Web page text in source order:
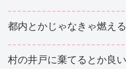
都内とかじゃなきゃ燃え
村の井戸に棄てるとか良